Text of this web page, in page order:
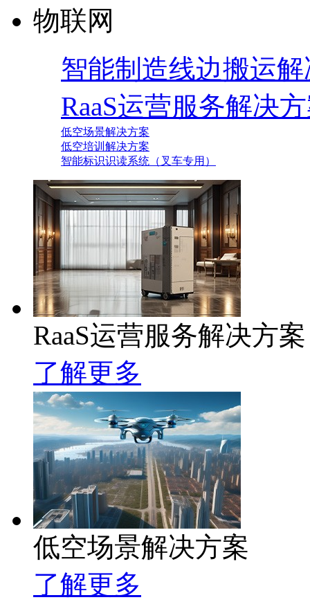
物联网
智能制造线边搬运
RaaS运营服务解决
低空场景解决方案
低空培训解决方案
智能标识识读系统（叉车专用）
RaaS运营服务解决方案
了解更多
低空场景解决方案
了解更多